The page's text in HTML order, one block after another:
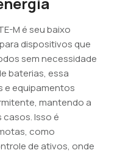
M é seu baixo
dispositivos que
sem necessidade
baterias, essa
e equipamentos
mantendo a
Isso é
como
de ativos, onde